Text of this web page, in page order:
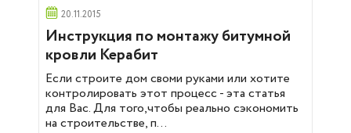
20.11.2015
Инструкция по монтажу битумной
кровли Керабит
Если строите дом своми руками или хотите
контролировать этот процесс - эта статья
для Вас. Для того,чтобы реально сэкономить
на строительстве, п...